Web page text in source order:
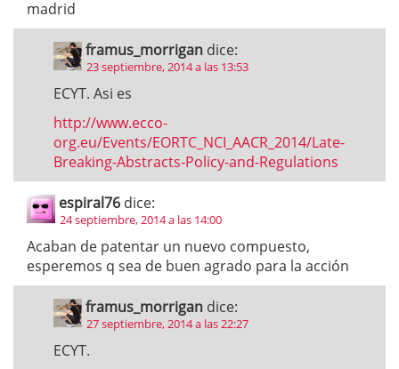
madrid
framus_morrigan dice:
23 septiembre, 2014 a las 13:53
ECYT. Asi es
http://www.ecco-
org.eu/Events/EORTC_NCI_AACR_2014/Late-
Breaking-Abstracts-Policy-and-Regulations
espiral76 dice:
24 septiembre, 2014 a las 14:00
Acaban de patentar un nuevo compuesto,
esperemos q sea de buen agrado para la acción
framus_morrigan dice:
27 septiembre, 2014 a las 22:27
ECYT.